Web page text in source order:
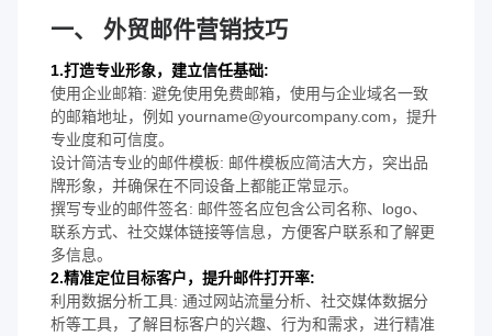
一、 外贸邮件营销技巧
1.打造专业形象，建立信任基础:
使用企业邮箱: 避免使用免费邮箱，使用与企业域名一致
的邮箱地址，例如 yourname@yourcompany.com，提升
专业度和可信度。
设计简洁专业的邮件模板: 邮件模板应简洁大方，突出品
牌形象，并确保在不同设备上都能正常显示。
撰写专业的邮件签名: 邮件签名应包含公司名称、logo、
联系方式、社交媒体链接等信息，方便客户联系和了解更
多信息。
2.精准定位目标客户，提升邮件打开率:
利用数据分析工具: 通过网站流量分析、社交媒体数据分
析等工具，了解目标客户的兴趣、行为和需求，进行精准